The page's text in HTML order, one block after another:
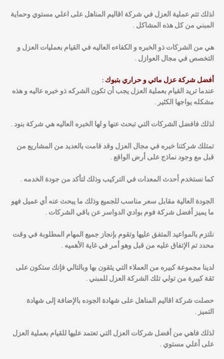
لذلك تتم عملية العزل في شركة اقاليم المناهل على اعلي مستوي وحماية
المبني من كل هذه المشاكل .
هي من الشركات ذو الخبره و الكفاءه العاليه في القيام بعمليات العزل و
التخصص في مجال العوازل .
أفضل شركة عزل مائي و حراري بتبوك :
عندما تريد القيام بعملية العزل يجب أن تكون الشركه ذو خبره عاليه و هذه
مشكله يواجها الكثير .
لذلك فافضل الشركات التي تبحث عنها و لها الخبره العاليه هي شركة بنود .
تمتلك شركتنا خبره في مجال العزل وقد قامت بالعديد من المشاريع من
قبل مع وجود نماذج على أرض الواقع .
كما نستخدم أحدث المعدات في التركيب وذلك لتأكد من جودة الخدمه .
الجودة العالية مقابل سعر مناسب للجميع وذلك ما يبحث عنه أي عميل فهو
ما يميز أفضل شركة فوم بوادي الدواسر عن باقي الشركات .
نلتزم بالمواعيد المتفق عليها وتقوم بإنجاز جميع المهام المطلوبة في وقت
محدد تم الإتفاق عليه من قبل وهو أمر في غاية الأهميه .
لدينا مجموعة كبيره من العملاء التي يثقون بها وبالتالي فإنك ستكون على
ثقة كبيرة من تولي تلك الشركة العزل للمبني .
حصلت شركة اقاليم المناهل على شهادة الجوده بالإضافة إلى شهادة
التميز .
لذلك فاهي من أفضل شركات العزل التي تعتمد عليها للقيام بعملية العزل
على أعلي مستوي .